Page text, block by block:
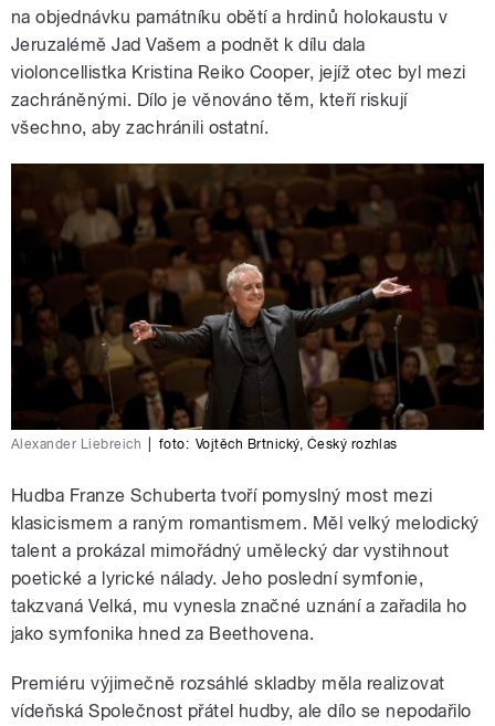
na objednávku památníku obětí a hrdinů holokaustu v
Jeruzalémě Jad Vašem a podnět k dílu dala
violoncellistka Kristina Reiko Cooper, jejíž otec byl mezi
zachráněnými. Dílo je věnováno těm, kteří riskují
všechno, aby zachránili ostatní.
Alexander Liebreich foto: Vojtěch Brtnický, Český rozhlas
Hudba Franze Schuberta tvoří pomyslný most mezi
klasicismem a raným romantismem. Měl velký melodický
talent a prokázal mimořádný umělecký dar vystihnout
poetické a lyrické nálady. Jeho poslední symfonie,
takzvaná Velká, mu vynesla značné uznání a zařadila ho
jako symfonika hned za Beethovena.
Premiéru výjimečně rozsáhlé skladby měla realizovat
vídeňská Společnost přátel hudby, ale dílo se nepodařilo